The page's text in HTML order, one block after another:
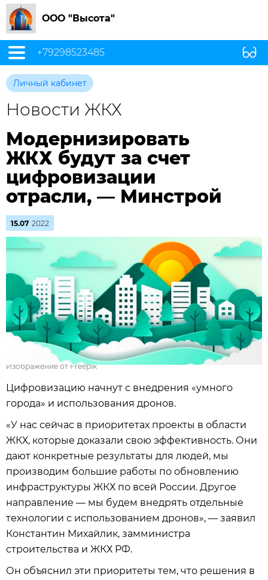
ООО "Высота"
+79298523485
Личный кабинет
Новости ЖКХ
Модернизировать
ЖКХ будут за счет
цифровизации
отрасли, — Минстрой
15.07 2022
Изображение от Freepik
Цифровизацию начнут с внедрения «умного
города» и использования дронов.
«У нас сейчас в приоритетах проекты в области
ЖКХ, которые доказали свою эффективность. Они
дают конкретные результаты для людей, мы
производим большие работы по обновлению
инфраструктуры ЖКХ по всей России. Другое
направление — мы будем внедрять отдельные
технологии с использованием дронов», — заявил
Константин Михайлик, замминистра
строительства и ЖКХ РФ.
Он объяснил эти приоритеты тем, что решения в